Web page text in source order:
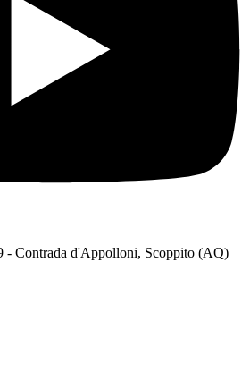
- Contrada d'Appolloni, Scoppito (AQ)